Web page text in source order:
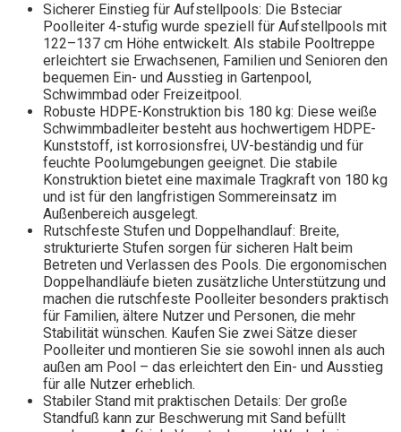
Sicherer Einstieg für Aufstellpools: Die Bsteciar
Poolleiter 4-stufig wurde speziell für Aufstellpools mit
122–137 cm Höhe entwickelt. Als stabile Pooltreppe
erleichtert sie Erwachsenen, Familien und Senioren den
bequemen Ein- und Ausstieg in Gartenpool,
Schwimmbad oder Freizeitpool.
Robuste HDPE-Konstruktion bis 180 kg: Diese weiße
Schwimmbadleiter besteht aus hochwertigem HDPE-
Kunststoff, ist korrosionsfrei, UV-beständig und für
feuchte Poolumgebungen geeignet. Die stabile
Konstruktion bietet eine maximale Tragkraft von 180 kg
und ist für den langfristigen Sommereinsatz im
Außenbereich ausgelegt.
Rutschfeste Stufen und Doppelhandlauf: Breite,
strukturierte Stufen sorgen für sicheren Halt beim
Betreten und Verlassen des Pools. Die ergonomischen
Doppelhandläufe bieten zusätzliche Unterstützung und
machen die rutschfeste Poolleiter besonders praktisch
für Familien, ältere Nutzer und Personen, die mehr
Stabilität wünschen. Kaufen Sie zwei Sätze dieser
Poolleiter und montieren Sie sie sowohl innen als auch
außen am Pool – das erleichtert den Ein- und Ausstieg
für alle Nutzer erheblich.
Stabiler Stand mit praktischen Details: Der große
Standfuß kann zur Beschwerung mit Sand befüllt